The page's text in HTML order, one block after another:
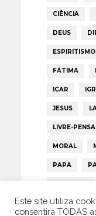
CIÊNCIA
DEUS
ESPIRITISMO
FÁTIMA
ICAR
JESUS
LIVRE-
MORAL
PAPA
PORTUGAL
TRUMP
Este site utiliza
consentirá TODAS